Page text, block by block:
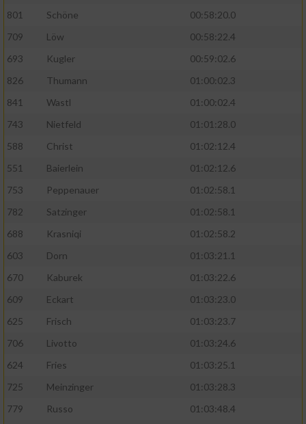
801
Schöne
00:58:20.0
709
Löw
00:58:22.4
693
Kugler
00:59:02.6
826
Thumann
01:00:02.3
841
Wastl
01:00:02.4
743
Nietfeld
01:01:28.0
588
Christ
01:02:12.4
551
Baierlein
01:02:12.6
753
Peppenauer
01:02:58.1
782
Satzinger
01:02:58.1
688
Krasniqi
01:02:58.2
603
Dorn
01:03:21.1
670
Kaburek
01:03:22.6
609
Eckart
01:03:23.0
625
Frisch
01:03:23.7
706
Livotto
01:03:24.6
624
Fries
01:03:25.1
725
Meinzinger
01:03:28.3
779
Russo
01:03:48.4